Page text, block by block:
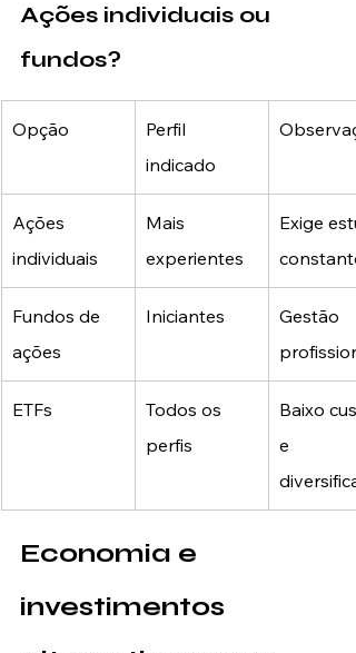
Ações individuais ou
fundos?
Opção
Perfil
indicado
Ações
individuais
Mais
experientes
Exige
constante
Fundos de
ações
Iniciantes
Gestão
ETFs
Todos os
perfis
Baixo
e
Economia e
investimentos